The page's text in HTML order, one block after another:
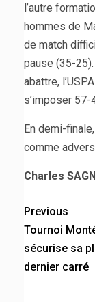
l’autre
hommes de
de match
pause (35-
abattre,
s’imposer 57-
En demi-
comme
Charles
Previous
Tournoi
sécurise sa
dernier carré